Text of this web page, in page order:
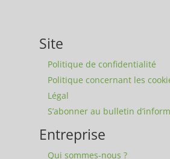
Site
Politique de confidentialité
Politique concernant les
Légal
S’abonner au bulletin
Entreprise
Qui sommes-nous ?